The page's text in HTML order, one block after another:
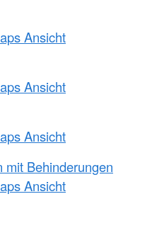
Ansicht
Ansicht
Ansicht
mit Behinderungen
Ansicht